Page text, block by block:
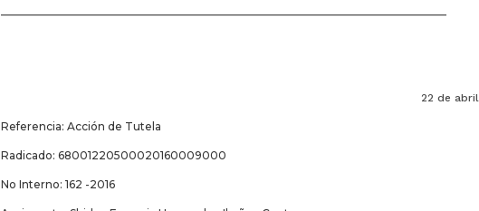
22 de abril
Referencia: Acción de Tutela
Radicado: 68001220500020160009000
No Interno: 162 -2016